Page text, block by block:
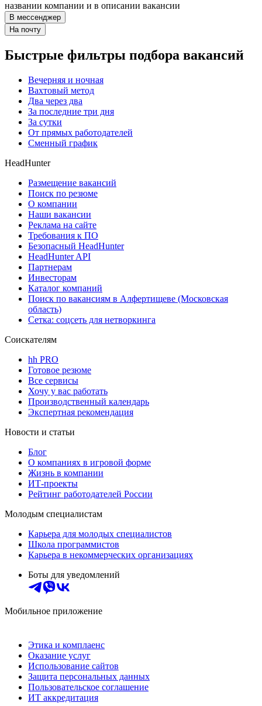
названии компании и в описании вакансии
В мессенджер
На почту
Быстрые фильтры подбора вакансий
Вечерняя и ночная
Вахтовый метод
Два через два
За последние три дня
За сутки
От прямых работодателей
Сменный график
HeadHunter
Размещение вакансий
Поиск по резюме
О компании
Наши вакансии
Реклама на сайте
Требования к ПО
Безопасный HeadHunter
HeadHunter API
Партнерам
Инвесторам
Каталог компаний
Поиск по вакансиям в Алфертищеве (Московская
область)
Сетка: соцсеть для нетворкинга
Соискателям
hh PRO
Готовое резюме
Все сервисы
Хочу у вас работать
Производственный календарь
Экспертная рекомендация
Новости и статьи
Блог
О компаниях в игровой форме
Жизнь в компании
ИТ-проекты
Рейтинг работодателей России
Молодым специалистам
Карьера для молодых специалистов
Школа программистов
Карьера в некоммерческих организациях
Боты для уведомлений
Мобильное приложение
Этика и комплаенс
Оказание услуг
Использование сайтов
Защита персональных данных
Пользовательское соглашение
ИТ аккредитация